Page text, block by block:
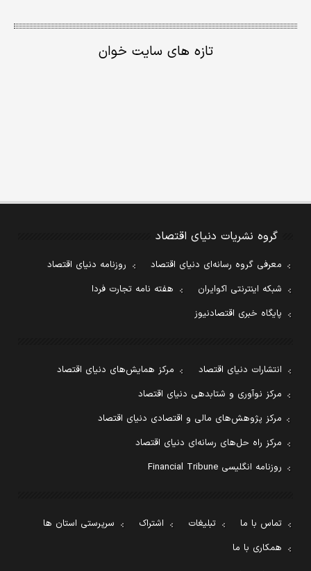
تازه های سایت خوان
گروه نشریات دنیای اقتصاد
معرفی گروه رسانه‌ای دنیای اقتصاد
روزنامه دنیای اقتصاد
شبکه اینترنتی اکوایران
هفته نامه تجارت فردا
پایگاه خبری اقتصادنیوز
انتشارات دنیای اقتصاد
مرکز همایش‌های دنیای اقتصاد
مرکز نوآوری و شتابدهی دنیای اقتصاد
مرکز پژوهش‌های مالی و اقتصادی دنیای اقتصاد
مرکز راه حل‌های رسانه‌ای دنیای اقتصاد
روزنامه انگلیسی Financial Tribune
تماس با ما تبلیغات اشتراک
سرپرستی استان ها
همکاری با ما